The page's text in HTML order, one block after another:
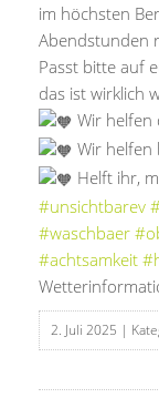
im höchsten
Abendstunden
Passt bitte auf
das ist wirklich
Wir helfen
Wir helfen
Helft ihr,
#unsichtbarev
#waschbaer
#achtsamkeit
2. Juli 2025 |